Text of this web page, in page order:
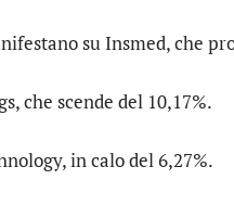
su Insmed, che
, che scende del 10,17%.
, in calo del 6,27%.